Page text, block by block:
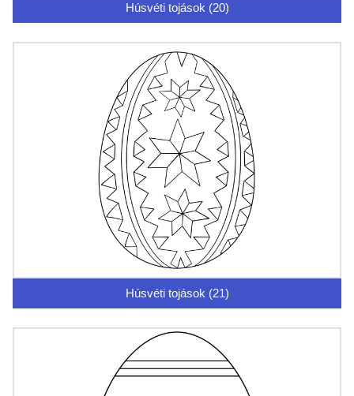
Húsvéti tojások (20)
Húsvéti tojások (21)